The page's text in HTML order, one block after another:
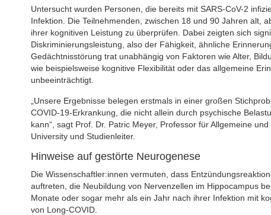
Untersucht wurden Personen, die bereits mit SARS-CoV-2
Infektion. Die Teilnehmenden, zwischen 18 und 90 Jahren alt,
ihrer kognitiven Leistung zu überprüfen. Dabei zeigten sich
Diskriminierungsleistung, also der Fähigkeit, ähnliche
Gedächtnisstörung trat unabhängig von Faktoren wie Alter,
wie beispielsweise kognitive Flexibilität oder das allgemeine
unbeeinträchtigt.
„Unsere Ergebnisse belegen erstmals in einer großen
COVID-19-Erkrankung, die nicht allein durch psychische
kann“, sagt Prof. Dr. Patric Meyer, Professor für Allgemeine
University und Studienleiter.
Hinweise auf gestörte Neurogenese
Die Wissenschaftler:innen vermuten, dass
auftreten, die Neubildung von Nervenzellen im Hippocampus
Monate oder sogar mehr als ein Jahr nach ihrer Infektion mit
von Long-COVID.